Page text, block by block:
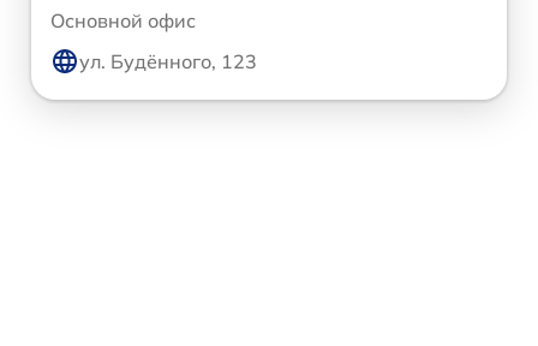
Основной офис
ул. Будённого, 123